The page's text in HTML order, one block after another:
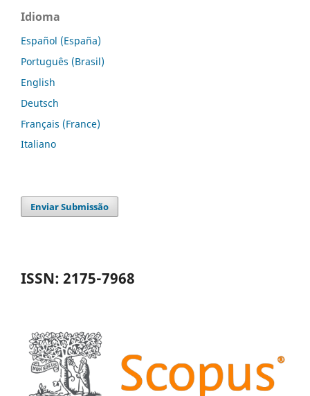
Idioma
Español (España)
Português (Brasil)
English
Deutsch
Français (France)
Italiano
Enviar Submissão
ISSN: 2175-7968